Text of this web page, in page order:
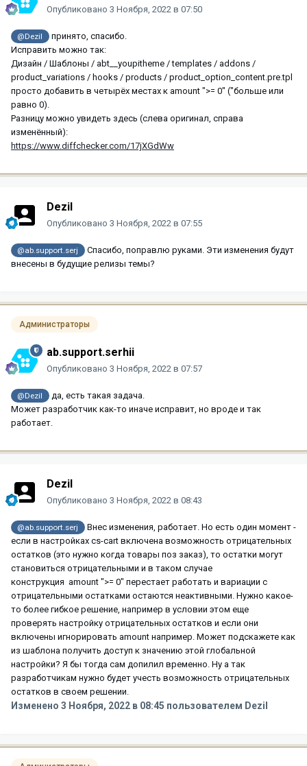
Опубликовано 3 Ноября, 2022 в 07:50
@Dezil
принято, спасибо.
Исправить можно так:
Дизайн / Шаблоны / abt__youpitheme / templates / addons /
product_variations / hooks / products / product_option_content.pre.tpl
просто добавить в четырёх местах к amount ">= 0" ("больше или
равно 0).
Разницу можно увидеть здесь (слева оригинал, справа
изменённый):
https://www.diffchecker.com/17jXGdWw
Dezil
Опубликовано 3 Ноября, 2022 в 07:55
@ab.support.serj
Спасибо, поправлю руками. Эти изменения будут
внесены в будущие релизы темы?
Администраторы
ab.support.serhii
Опубликовано 3 Ноября, 2022 в 07:57
@Dezil
да, есть такая задача.
Может разработчик как-то иначе исправит, но вроде и так
работает.
Dezil
Опубликовано 3 Ноября, 2022 в 08:43
@ab.support.serj
Внес изменения, работает. Но есть один момент -
если в настройках cs-cart включена возможность отрицательных
остатков (это нужно когда товары поз заказ), то остатки могут
становиться отрицательными и в таком случае
конструкция amount ">= 0" перестает работать и вариации с
отрицательными остатками остаются неактивными. Нужно какое-
то более гибкое решение, например в условии этом еще
проверять настройку отрицательных остатков и если они
включены игнорировать amount например. Может подскажете как
из шаблона получить доступ к значению этой глобальной
настройки? Я бы тогда сам допилил временно. Ну а так
разработчикам нужно будет учесть возможность отрицательных
остатков в своем решении.
Изменено 3 Ноября, 2022 в 08:45 пользователем Dezil